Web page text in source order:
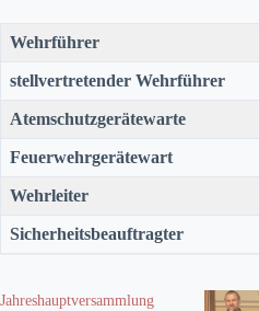
Wehrführer
stellvertretender Wehrführer
Atemschutzgerätewarte
Feuerwehrgerätewart
Wehrleiter
Sicherheitsbeauftragter
Jahreshauptversammlung